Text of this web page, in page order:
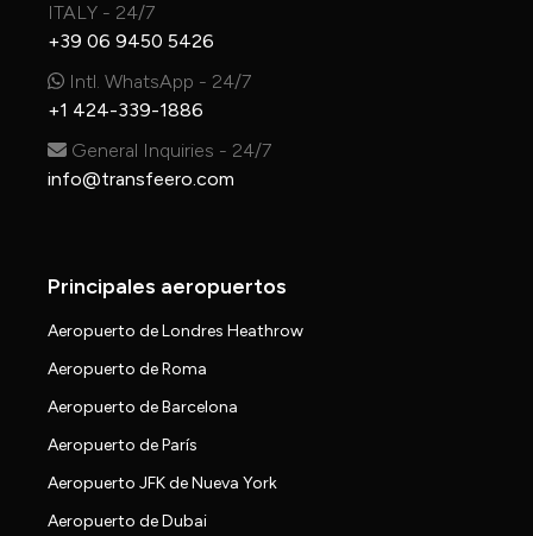
ITALY - 24/7
+39 06 9450 5426
Intl. WhatsApp - 24/7
+1 424-339-1886
General Inquiries - 24/7
info@transfeero.com
Principales aeropuertos
Aeropuerto de Londres Heathrow
Aeropuerto de Roma
Aeropuerto de Barcelona
Aeropuerto de París
Aeropuerto JFK de Nueva York
Aeropuerto de Dubai